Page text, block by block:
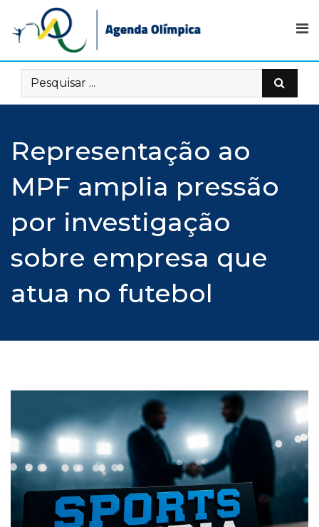
content
Representação ao
MPF amplia pressão
por investigação
sobre empresa que
atua no futebol